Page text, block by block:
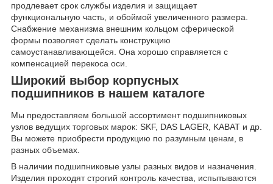
продлевает срок службы изделия и защищает
функциональную часть, и обоймой увеличенного размера.
Снабжение механизма внешним кольцом сферической
формы позволяет сделать конструкцию
самоустанавливающейся. Она хорошо справляется с
компенсацией перекоса оси.
Широкий выбор корпусных
подшипников в нашем каталоге
Мы предоставляем большой ассортимент подшипниковых
узлов ведущих торговых марок: SKF, DAS LAGER, KABAT и др.
Вы можете приобрести продукцию по разумным ценам, в
разных объемах.
В наличии подшипниковые узлы разных видов и назначения.
Изделия проходят строгий контроль качества, испытываются